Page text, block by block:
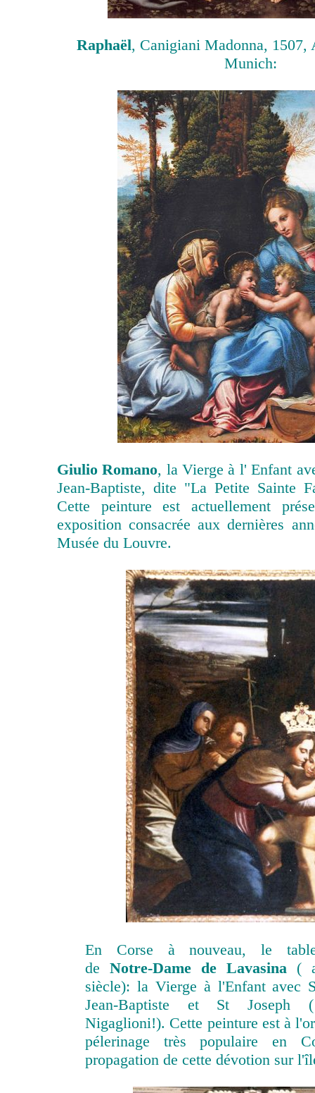
Raphaël, Canigiani Madonna, 1507,
Munich:
Giulio Romano, la Vierge à l' Enfant
Jean-Baptiste, dite "La Petite Sainte
Cette peinture est actuellement
exposition consacrée aux dernières
Musée du Louvre.
En Corse à nouveau, le
de Notre-Dame de Lavasina (
siècle): la Vierge à l'Enfant avec
Jean-Baptiste et St
Nigaglioni!). Cette peinture est à
pélerinage très populaire en
propagation de cette dévotion sur